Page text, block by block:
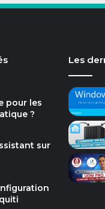
pour les
?
sur
Les